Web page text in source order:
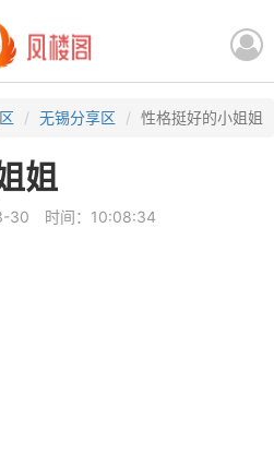
无锡分享区 性格挺好的小姐姐
姐
30 时间：10:08:34